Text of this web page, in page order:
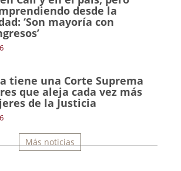
desde la
‘Son mayoría con
tiene una Corte Suprema
que aleja cada vez más
de la Justicia
Más noticias